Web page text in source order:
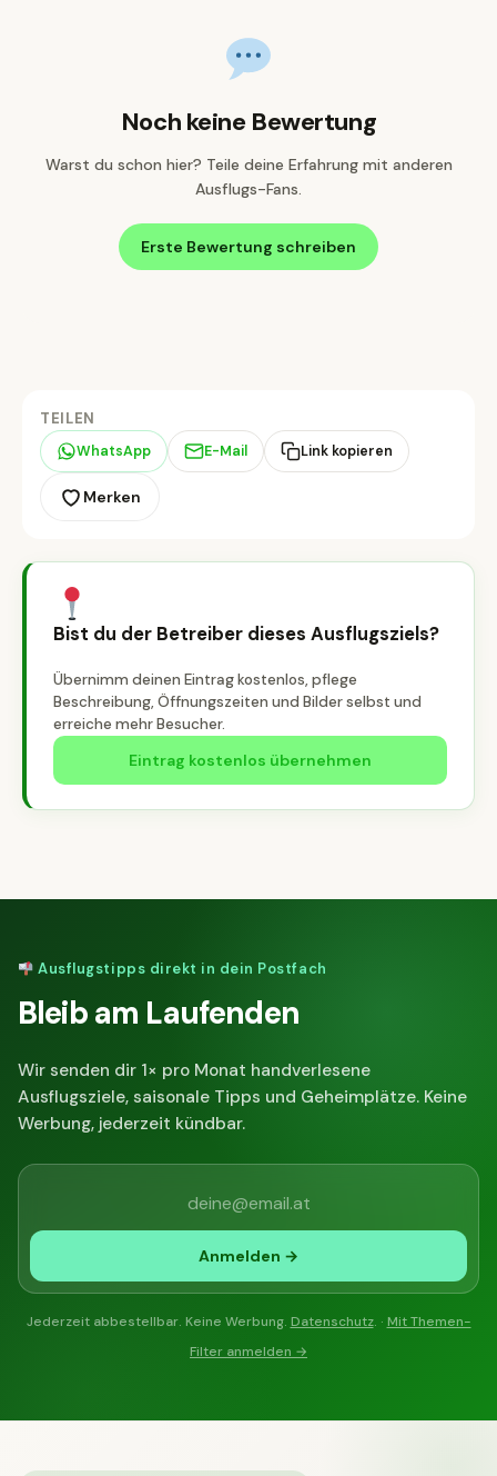
Noch keine Bewertung
Warst du schon hier? Teile deine Erfahrung mit anderen
Ausflugs-Fans.
Erste Bewertung schreiben
TEILEN
WhatsApp E-Mail Link kopieren
Merken
Bist du der Betreiber dieses Ausflugsziels?
Übernimm deinen Eintrag kostenlos, pflege
Beschreibung, Öffnungszeiten und Bilder selbst und
erreiche mehr Besucher.
Eintrag kostenlos übernehmen
Ausflugstipps direkt in dein Postfach
Bleib am Laufenden
Wir senden dir 1× pro Monat handverlesene
Ausflugsziele, saisonale Tipps und Geheimplätze. Keine
Werbung, jederzeit kündbar.
Anmelden →
Jederzeit abbestellbar. Keine Werbung. Datenschutz. · Mit Themen-
Filter anmelden →